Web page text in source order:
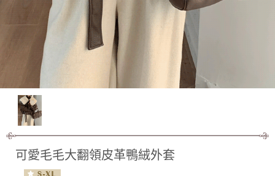
可愛毛毛大翻領皮革鴨絨外套